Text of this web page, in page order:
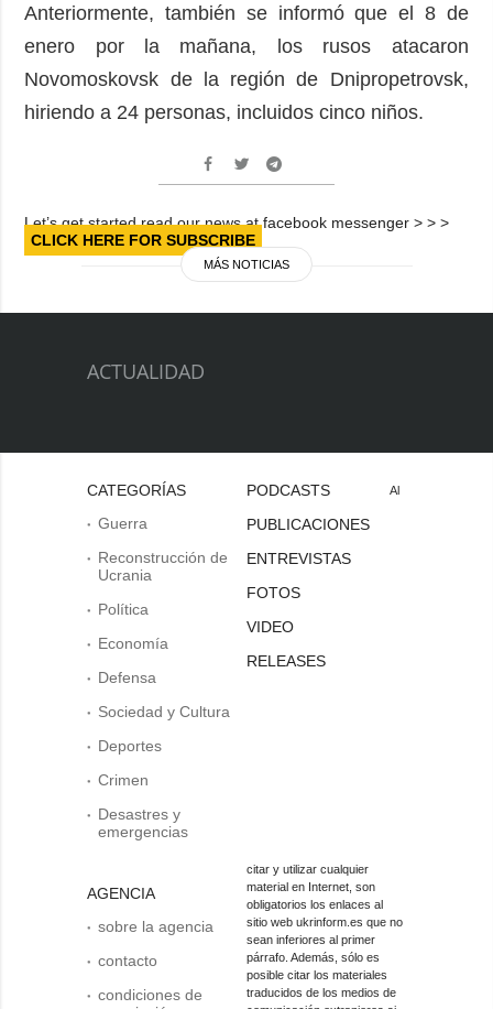
Anteriormente, también se informó que el 8 de
enero por la mañana, los rusos atacaron
Novomoskovsk de la región de Dnipropetrovsk,
hiriendo a 24 personas, incluidos cinco niños.
Let’s get started read our news at facebook messenger > > >
CLICK HERE FOR SUBSCRIBE
MÁS NOTICIAS
ACTUALIDAD
CATEGORÍAS
Guerra
Reconstrucción de
Ucrania
Política
Economía
Defensa
Sociedad y Cultura
Deportes
Crimen
Desastres y
emergencias
AGENCIA
sobre la agencia
contacto
condiciones de
PODCASTS
PUBLICACIONES
ENTREVISTAS
FOTOS
VIDEO
RELEASES
Al
citar y utilizar cualquier
material en Internet, son
obligatorios los enlaces al
sitio web ukrinform.es que no
sean inferiores al primer
párrafo. Además, sólo es
posible citar los materiales
traducidos de los medios de